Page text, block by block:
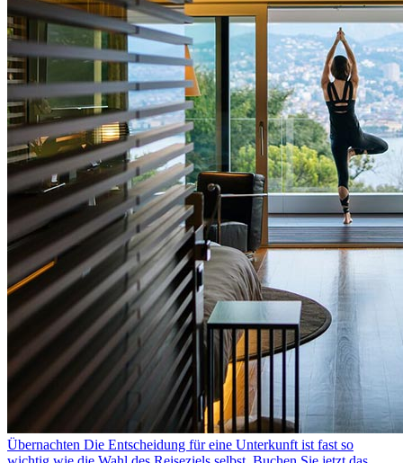
Übernachten Die Entscheidung für eine Unterkunft ist fast so